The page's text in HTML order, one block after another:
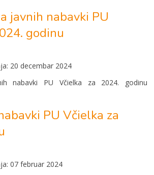
javnih nabavki PU
godinu
20 decembar 2024
nabavki PU Včielka za 2024. godinu
PU Včielka za
07 februar 2024